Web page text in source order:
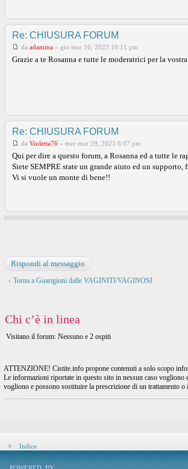
Re: CHIUSURA FORUM
da adamina » gio mar 16, 2023 10:11 pm
Grazie a te Rosanna e tutte le moderatrici per la
Re: CHIUSURA FORUM
da Violetta76 » mer mar 29, 2023 6:07 pm
Qui per dire a questo forum, a Rosanna ed a tutte le
Siete SEMPRE state un grande aiuto ed un
Vi si vuole un monte di bene!!
Rispondi al messaggio
Torna a Guarigioni dalle VAGINITI/VAGINOSI
Chi c’è in linea
Visitano il forum: Nessuno e 2 ospiti
ATTENZIONE! Cistite.info propone contenuti a solo scopo
Le informazioni riportate in questo sito in nessun caso
vogliono e possono sostituire la prescrizione di un trattamento
Indice